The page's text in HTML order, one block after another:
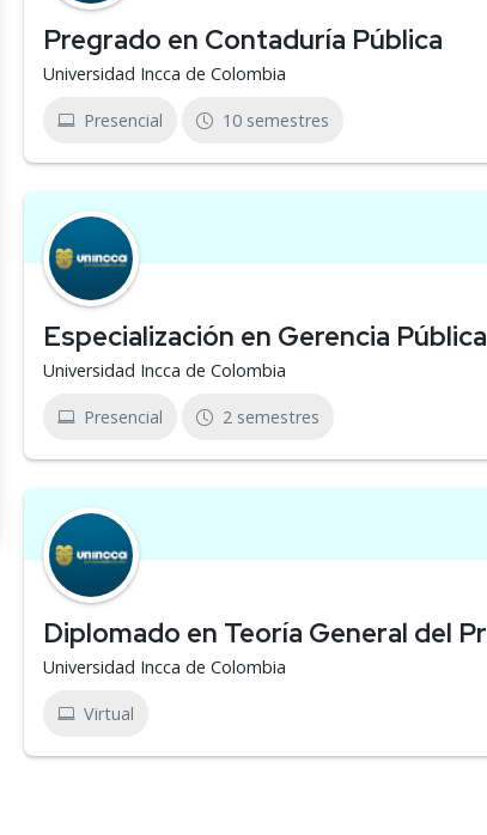
Pregrado en Contaduría Pública
Universidad Incca de Colombia
Presencial 10 semestres
Especialización en Gerencia Pública
Universidad Incca de Colombia
Presencial 2 semestres
Diplomado en Teoría General del
Universidad Incca de Colombia
Virtual